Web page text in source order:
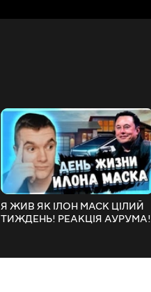
Я ЖИВ ЯК ІЛОН МАСК ЦІЛИЙ
ТИЖДЕНЬ! РЕАКЦІЯ АУРУМА!